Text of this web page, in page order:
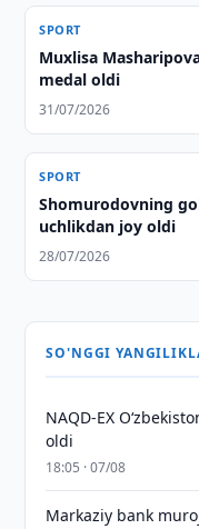
SPORT
Muxlisa
medal oldi
31/07/2026
SPORT
Shomurodovning
uchlikdan joy oldi
28/07/2026
SO'NGGI
NAQD-EX
oldi
18:05 · 07/08
Markaziy bank